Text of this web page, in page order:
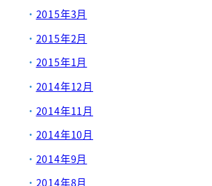
2015年3月
2015年2月
2015年1月
2014年12月
2014年11月
2014年10月
2014年9月
2014年8月